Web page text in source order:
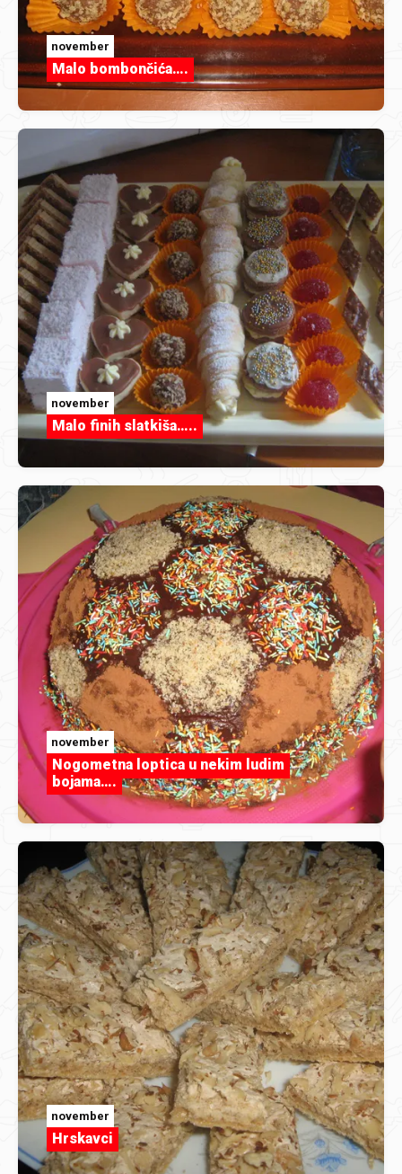
november
Malo bombončića….
november
Malo finih slatkiša…..
november
Nogometna loptica u nekim ludim
bojama….
november
Hrskavci